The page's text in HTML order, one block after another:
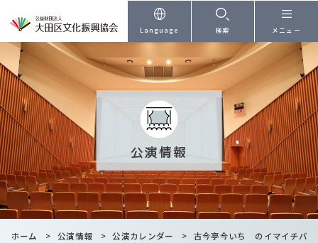
本文へ
Language 検索 メニュー
公演情報
ホーム > 公演情報 > 公演カレンダー >
古今亭今いち のイマイチバ